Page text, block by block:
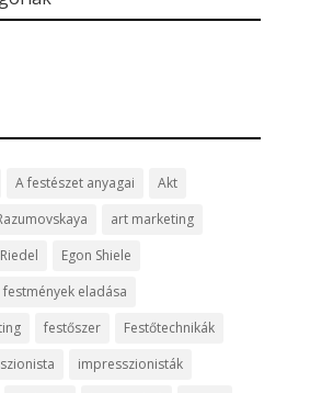
A festészet anyagai
Akt
art marketing
Egon Shiele
festmények eladása
festőszer
Festőtechnikák
impresszionisták